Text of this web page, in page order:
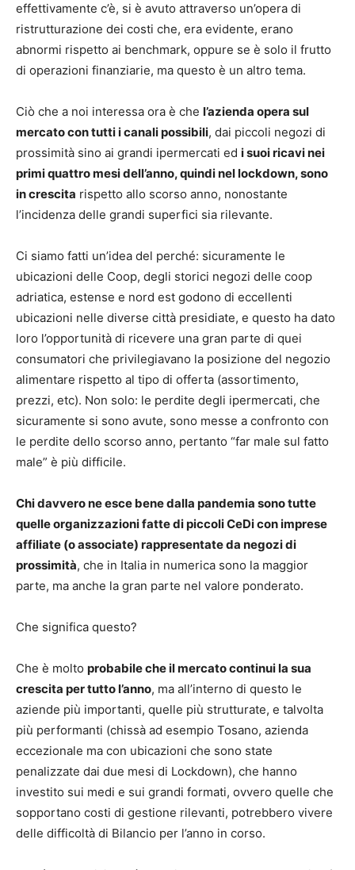
effettivamente c’è, si è avuto attraverso un’opera di
ristrutturazione dei costi che, era evidente, erano
abnormi rispetto ai benchmark, oppure se è solo il frutto
di operazioni finanziarie, ma questo è un altro tema.
Ciò che a noi interessa ora è che l’azienda opera sul
mercato con tutti i canali possibili, dai piccoli negozi di
prossimità sino ai grandi ipermercati ed i suoi ricavi nei
primi quattro mesi dell’anno, quindi nel lockdown, sono
in crescita rispetto allo scorso anno, nonostante
l’incidenza delle grandi superfici sia rilevante.
Ci siamo fatti un’idea del perché: sicuramente le
ubicazioni delle Coop, degli storici negozi delle coop
adriatica, estense e nord est godono di eccellenti
ubicazioni nelle diverse città presidiate, e questo ha dato
loro l’opportunità di ricevere una gran parte di quei
consumatori che privilegiavano la posizione del negozio
alimentare rispetto al tipo di offerta (assortimento,
prezzi, etc). Non solo: le perdite degli ipermercati, che
sicuramente si sono avute, sono messe a confronto con
le perdite dello scorso anno, pertanto “far male sul fatto
male” è più difficile.
Chi davvero ne esce bene dalla pandemia sono tutte
quelle organizzazioni fatte di piccoli CeDi con imprese
affiliate (o associate) rappresentate da negozi di
prossimità, che in Italia in numerica sono la maggior
parte, ma anche la gran parte nel valore ponderato.
Che significa questo?
Che è molto probabile che il mercato continui la sua
crescita per tutto l’anno, ma all’interno di questo le
aziende più importanti, quelle più strutturate, e talvolta
più performanti (chissà ad esempio Tosano, azienda
eccezionale ma con ubicazioni che sono state
penalizzate dai due mesi di Lockdown), che hanno
investito sui medi e sui grandi formati, ovvero quelle che
sopportano costi di gestione rilevanti, potrebbero vivere
delle difficoltà di Bilancio per l’anno in corso.